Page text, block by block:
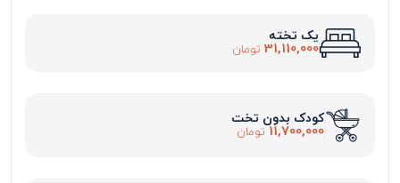
یک تخته
31,110,000 تومان
کودک بدون تخت
11,700,000 تومان